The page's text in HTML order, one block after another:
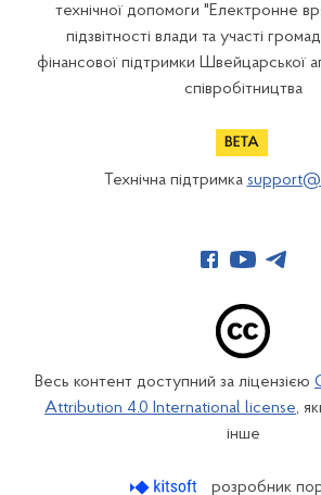
технічної допомоги "Електронне
підзвітності влади та участі
фінансової підтримки Швейцарської
співробітництва
Технічна підтримка
Весь контент доступний за ліцензією
Attribution 4.0 International license,
інше
розробник